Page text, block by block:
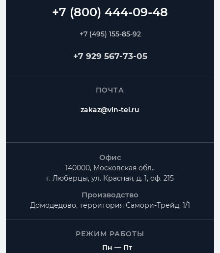
+7 (495) 155-85-92
+7 929 567-73-05
ПОЧТА
zakaz@vin-tel.ru
Офис
140000, Московская обл.,
г. Люберцы, ул. Красная, д. 1, оф. 215
Производство
Домодедово, территория Самори-Трейд, 1/1
РЕЖИМ РАБОТЫ
Пн — Пт